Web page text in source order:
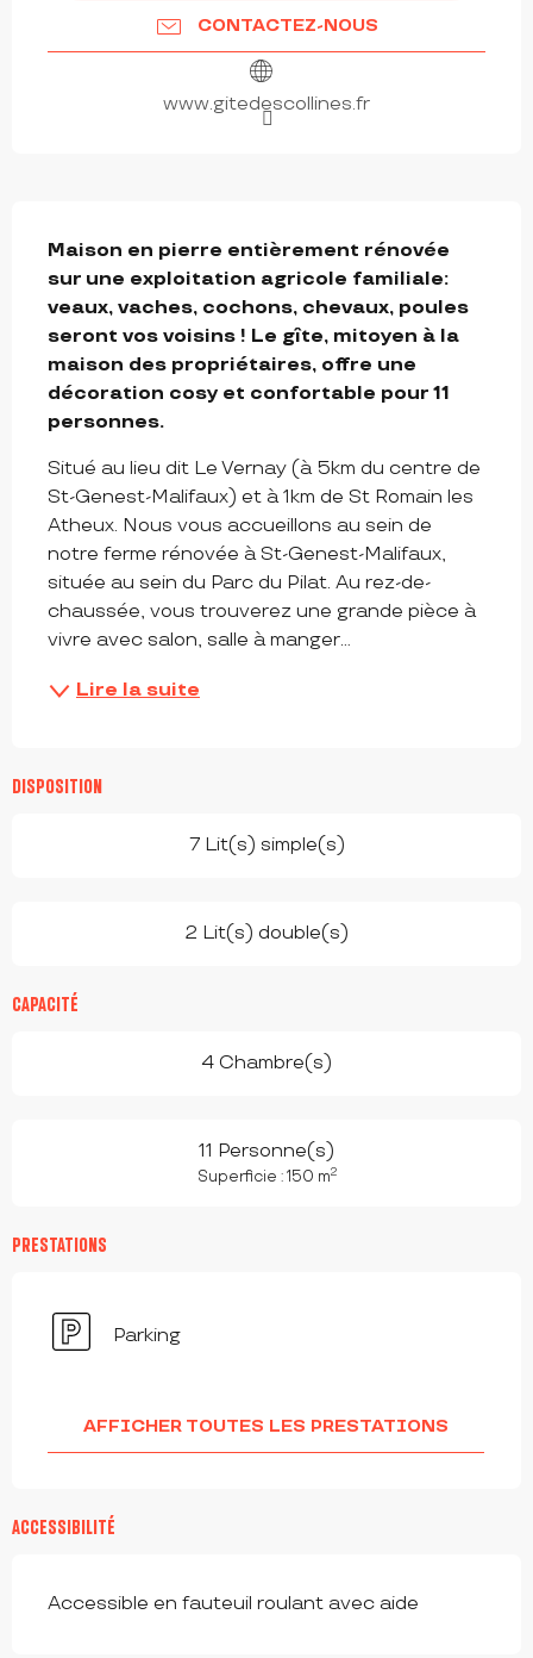
CONTACTEZ-NOUS
www.gitedescollines.fr
Maison en pierre entièrement rénovée
sur une exploitation agricole familiale:
veaux, vaches, cochons, chevaux, poules
seront vos voisins ! Le gîte, mitoyen à la
maison des propriétaires, offre une
décoration cosy et confortable pour 11
personnes.
Situé au lieu dit Le Vernay (à 5km du centre de
St-Genest-Malifaux) et à 1km de St Romain les
Atheux. Nous vous accueillons au sein de
notre ferme rénovée à St-Genest-Malifaux,
située au sein du Parc du Pilat. Au rez-de-
chaussée, vous trouverez une grande pièce à
vivre avec salon, salle à manger...
Lire la suite
DISPOSITION
7 Lit(s) simple(s)
2 Lit(s) double(s)
CAPACITÉ
4 Chambre(s)
11 Personne(s)
Superficie : 150 m2
PRESTATIONS
Parking
AFFICHER TOUTES LES PRESTATIONS
ACCESSIBILITÉ
Accessible en fauteuil roulant avec aide